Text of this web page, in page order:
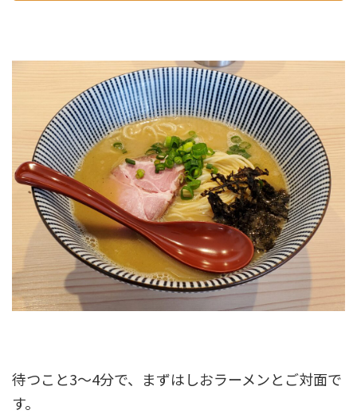
待つこと3～4分で、まずはしおラーメンとご対面で
す。